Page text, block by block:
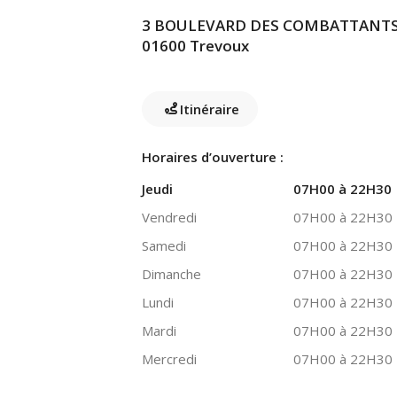
3 BOULEVARD DES
01600 Trevoux
Itinéraire
Horaires d’ouverture :
Jeudi
07H00 à 22H30
Vendredi
07H00 à 22H30
Samedi
07H00 à 22H30
Dimanche
07H00 à 22H30
Lundi
07H00 à 22H30
Mardi
07H00 à 22H30
Mercredi
07H00 à 22H30